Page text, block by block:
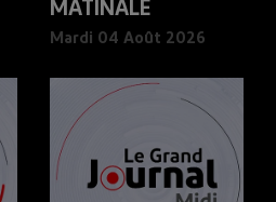
MATINALE
Mardi 04 Août 2026